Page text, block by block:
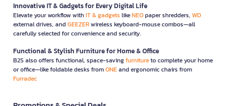
Innovative IT & Gadgets for Every Digital Life
Elevate your workflow withIT & gadgets likeNEOpaper shredders, WD
external drives, andGEEZERwireless keyboard-mouse combos—all
carefully selected for convenience and security.
Functional & Stylish Furniture for Home & Office
B2S also offers functional, space-savingfurnitureto complete your home
or office—like foldable desks fromONEand ergonomic chairs from
Furradec